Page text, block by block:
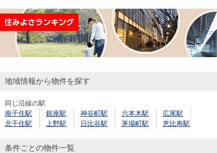
用
物
件
を
す
件を
探す
購入向け
サービス
住宅ロー
ンシミュ
住まい1プ
ラス（お
金額
試算
売却向け
周辺相場
住まい1プ
住まいと
暮らしの
税金の本
売却ガイ
ド
（電子ブ
ック版）
閉じる
地域情報から物件を探す
同じ沿線の駅
南千住駅
銀座駅 神谷町駅 六本木駅
広尾駅
北千住駅
上野駅 日比谷駅 茅場町駅 恵比寿駅
条件ごとの物件一覧